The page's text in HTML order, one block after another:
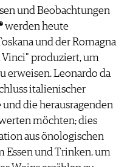
und Beobachtungen
werden heute
und der Romagna
Vinci" produziert, um
erweisen. Leonardo da
italienischer
die herausragenden
möchten; dies
aus önologischen
Essen und Trinken, um